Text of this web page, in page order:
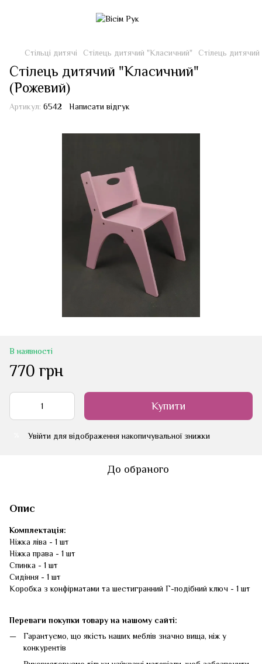
Стільці дитячі Стілець дитячий "Класичний" Стілець
Стілець дитячий "Класичний"
(Рожевий)
Артикул: 6542 Написати відгук
В наявності
770 грн
Купити
Увійти для відображення накопичувальної знижки
До обраного
Опис
Комплектація:
Ніжка ліва - 1 шт
Ніжка права - 1 шт
Спинка - 1 шт
Сидіння - 1 шт
Коробка з конфірматами та шестигранний Г-подібний ключ - 1 шт
Переваги покупки товару на нашому сайті:
Гарантуємо, що якість наших меблів значно вища, ніж у
конкурентів